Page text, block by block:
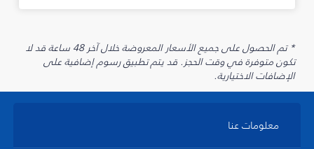
* تم الحصول على جميع الأسعار المعروضة خلال آخر 48 ساعة قد لا
تكون متوفرة في وقت الحجز. قد يتم تطبيق رسوم إضافية على
الإضافات الاختيارية.
معلومات عنا